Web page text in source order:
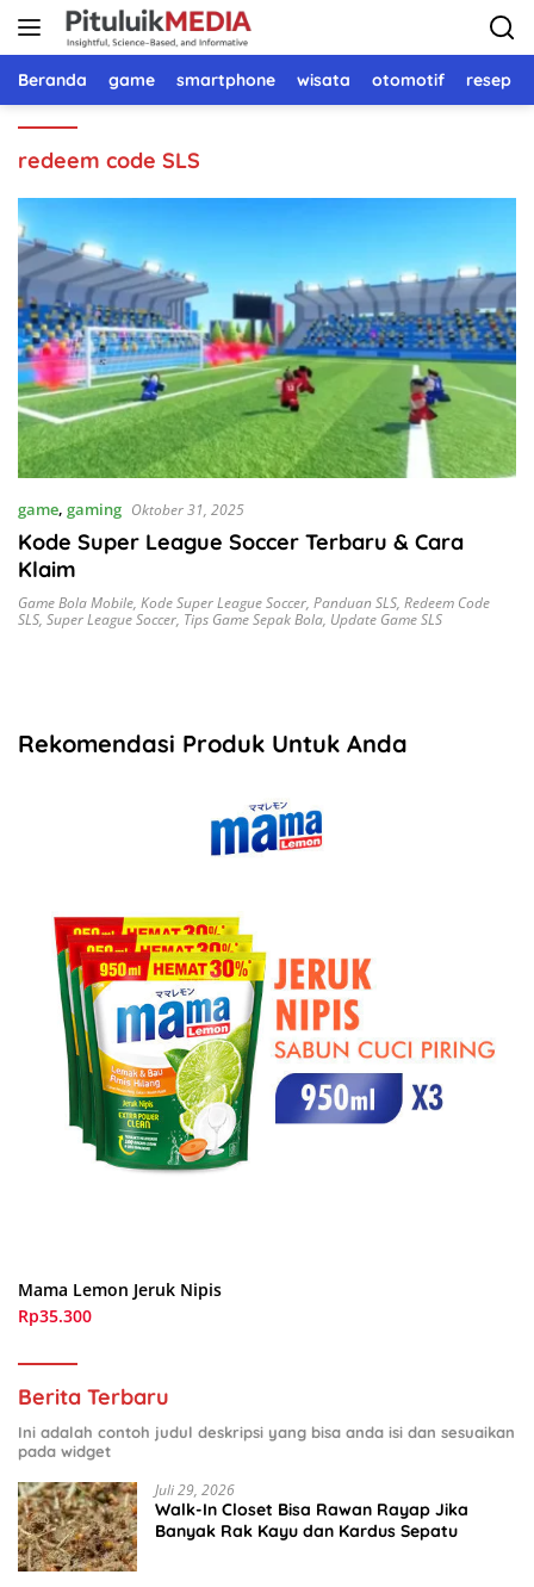
Langsung
Beranda game smartphone wisata otomotif resep
redeem code SLS
game, gaming Oktober 31, 2025
Kode Super League Soccer Terbaru & Cara
Klaim
Game Bola Mobile, Kode Super League Soccer, Panduan SLS, Redeem Code
SLS, Super League Soccer, Tips Game Sepak Bola, Update Game SLS
Rekomendasi Produk Untuk Anda
Mama Lemon Jeruk Nipis
Rp35.300
Berita Terbaru
Ini adalah contoh judul deskripsi yang bisa anda isi dan sesuaikan
pada widget
Juli 29, 2026
Walk-In Closet Bisa Rawan Rayap Jika
Banyak Rak Kayu dan Kardus Sepatu